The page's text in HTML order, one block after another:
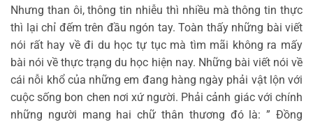
Nhưng than ôi, thông tin nhiễu thì nhiều mà thông tin thực
thì lại chỉ đếm trên đầu ngón tay. Toàn thấy những bài viết
nói rất hay về đi du học tự tục mà tìm mãi không ra mấy
bài nói về thực trạng du học hiện nay. Những bài viết nói về
cái nỗi khổ của những em đang hàng ngày phải vật lộn với
cuộc sống bon chen nơi xứ người. Phải cảnh giác với chính
những người mang hai chữ thân thương đó là: ” Đồng